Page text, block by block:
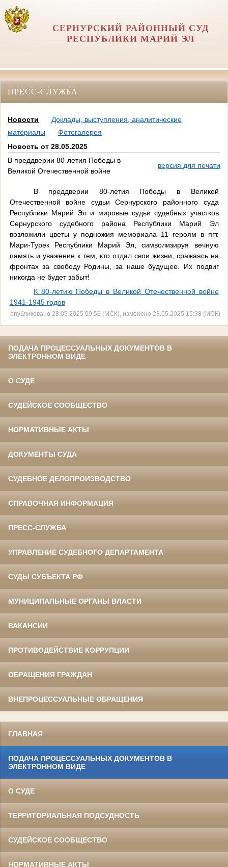
СЕРНУРСКИЙ РАЙОННЫЙ СУД
РЕСПУБЛИКИ МАРИЙ ЭЛ
ПРЕСС-СЛУЖБА
Новости
Доклады, выступления, аналитические
материалы
Фотогалерея
Новость от 28.05.2025
В преддверии 80-летия Победы в
Великой Отечественной войне
версия для печати
В преддверии 80-летия Победы в Великой
Отечественной войне судьи Сернурского районного суда
Республики Марий Эл и мировые судьи судебных участков
Сернурского судебного района Республики Марий Эл
возложили цветы у подножия мемориала 11 героям в пгт.
Мари-Турек Республики Марий Эл, символизируя вечную
память и уважение к тем, кто отдал свои жизни, сражаясь на
фронтах за свободу Родины, за наше будущее. Их подвиг
никогда не будет забыт!
К 80-летию Победы в Великой Отечественной войне
1941-1945 годов
опубликовано 28.05.2025 09:56 (МСК), изменено 28.05.2025 15:38 (МСК)
ПОДАЧА ПРОЦЕССУАЛЬНЫХ ДОКУМЕНТОВ В
ЭЛЕКТРОННОМ ВИДЕ
О СУДЕ
СУДЕЙСКОЕ СООБЩЕСТВО
НОРМАТИВНЫЕ АКТЫ
ДОКУМЕНТЫ СУДА
СУДЕБНОЕ ДЕЛОПРОИЗВОДСТВО
СПРАВОЧНАЯ ИНФОРМАЦИЯ
ПРЕСС-СЛУЖБА
УПРАВЛЕНИЕ СУДЕБНОГО ДЕПАРТАМЕНТА
СУДЫ СУБЪЕКТА РФ
МУНИЦИПАЛЬНЫЕ ОРГАНЫ ВЛАСТИ
ВАКАНСИИ
ПРОТИВОДЕЙСТВИЕ КОРРУПЦИИ
ОБРАЩЕНИЯ ГРАЖДАН
ВНЕПРОЦЕССУАЛЬНЫЕ ОБРАЩЕНИЯ
ГЛАВНАЯ
ПОДАЧА ПРОЦЕССУАЛЬНЫХ ДОКУМЕНТОВ В
ЭЛЕКТРОННОМ ВИДЕ
О СУДЕ
ТЕРРИТОРИАЛЬНАЯ ПОДСУДНОСТЬ
СУДЕЙСКОЕ СООБЩЕСТВО
НОРМАТИВНЫЕ АКТЫ